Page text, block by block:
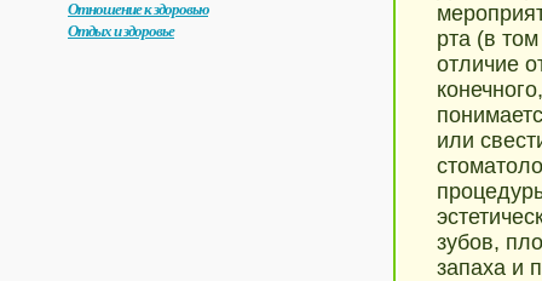
Отношение к здоровью
Отдых и здоровье
рта (в
отличие
или
зубов,
запаха и